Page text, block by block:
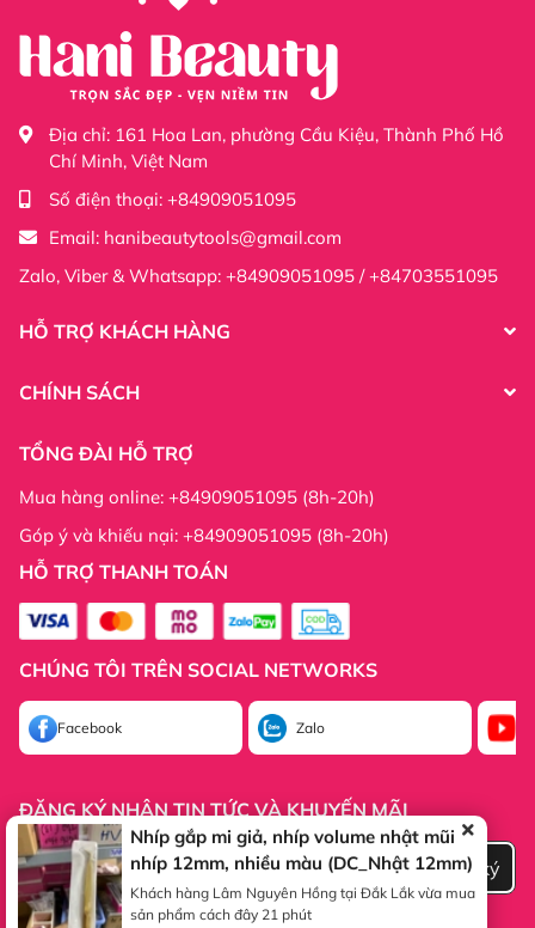
Thông tin công ty:
Thông tin công ty:
Địa chỉ: 161 Hoa Lan, phường Cầu Kiệu, Thành Phố Hồ
Chí Minh, Việt Nam
Số điện thoại: +84909051095
Email: hanibeautytools@gmail.com
Zalo, Viber & Whatsapp: +84909051095 / +84703551095
HỖ TRỢ KHÁCH HÀNG
CHÍNH SÁCH
TỔNG ĐÀI HỖ TRỢ
Mua hàng online: +84909051095 (8h-20h)
Góp ý và khiếu nại: +84909051095 (8h-20h)
HỖ TRỢ THANH TOÁN
CHÚNG TÔI TRÊN SOCIAL NETWORKS
Facebook Zalo
ĐĂNG KÝ NHẬN TIN TỨC VÀ KHUYẾN MÃI
Đăng ký
Nhíp gắp mi giả, nhíp volume nhật mũi
nhíp 12mm, nhiều màu (DC_Nhật 12mm)
Khách hàng Lâm Nguyên Hồng tại Đắk Lắk vừa mua
sản phẩm cách đây 21 phút